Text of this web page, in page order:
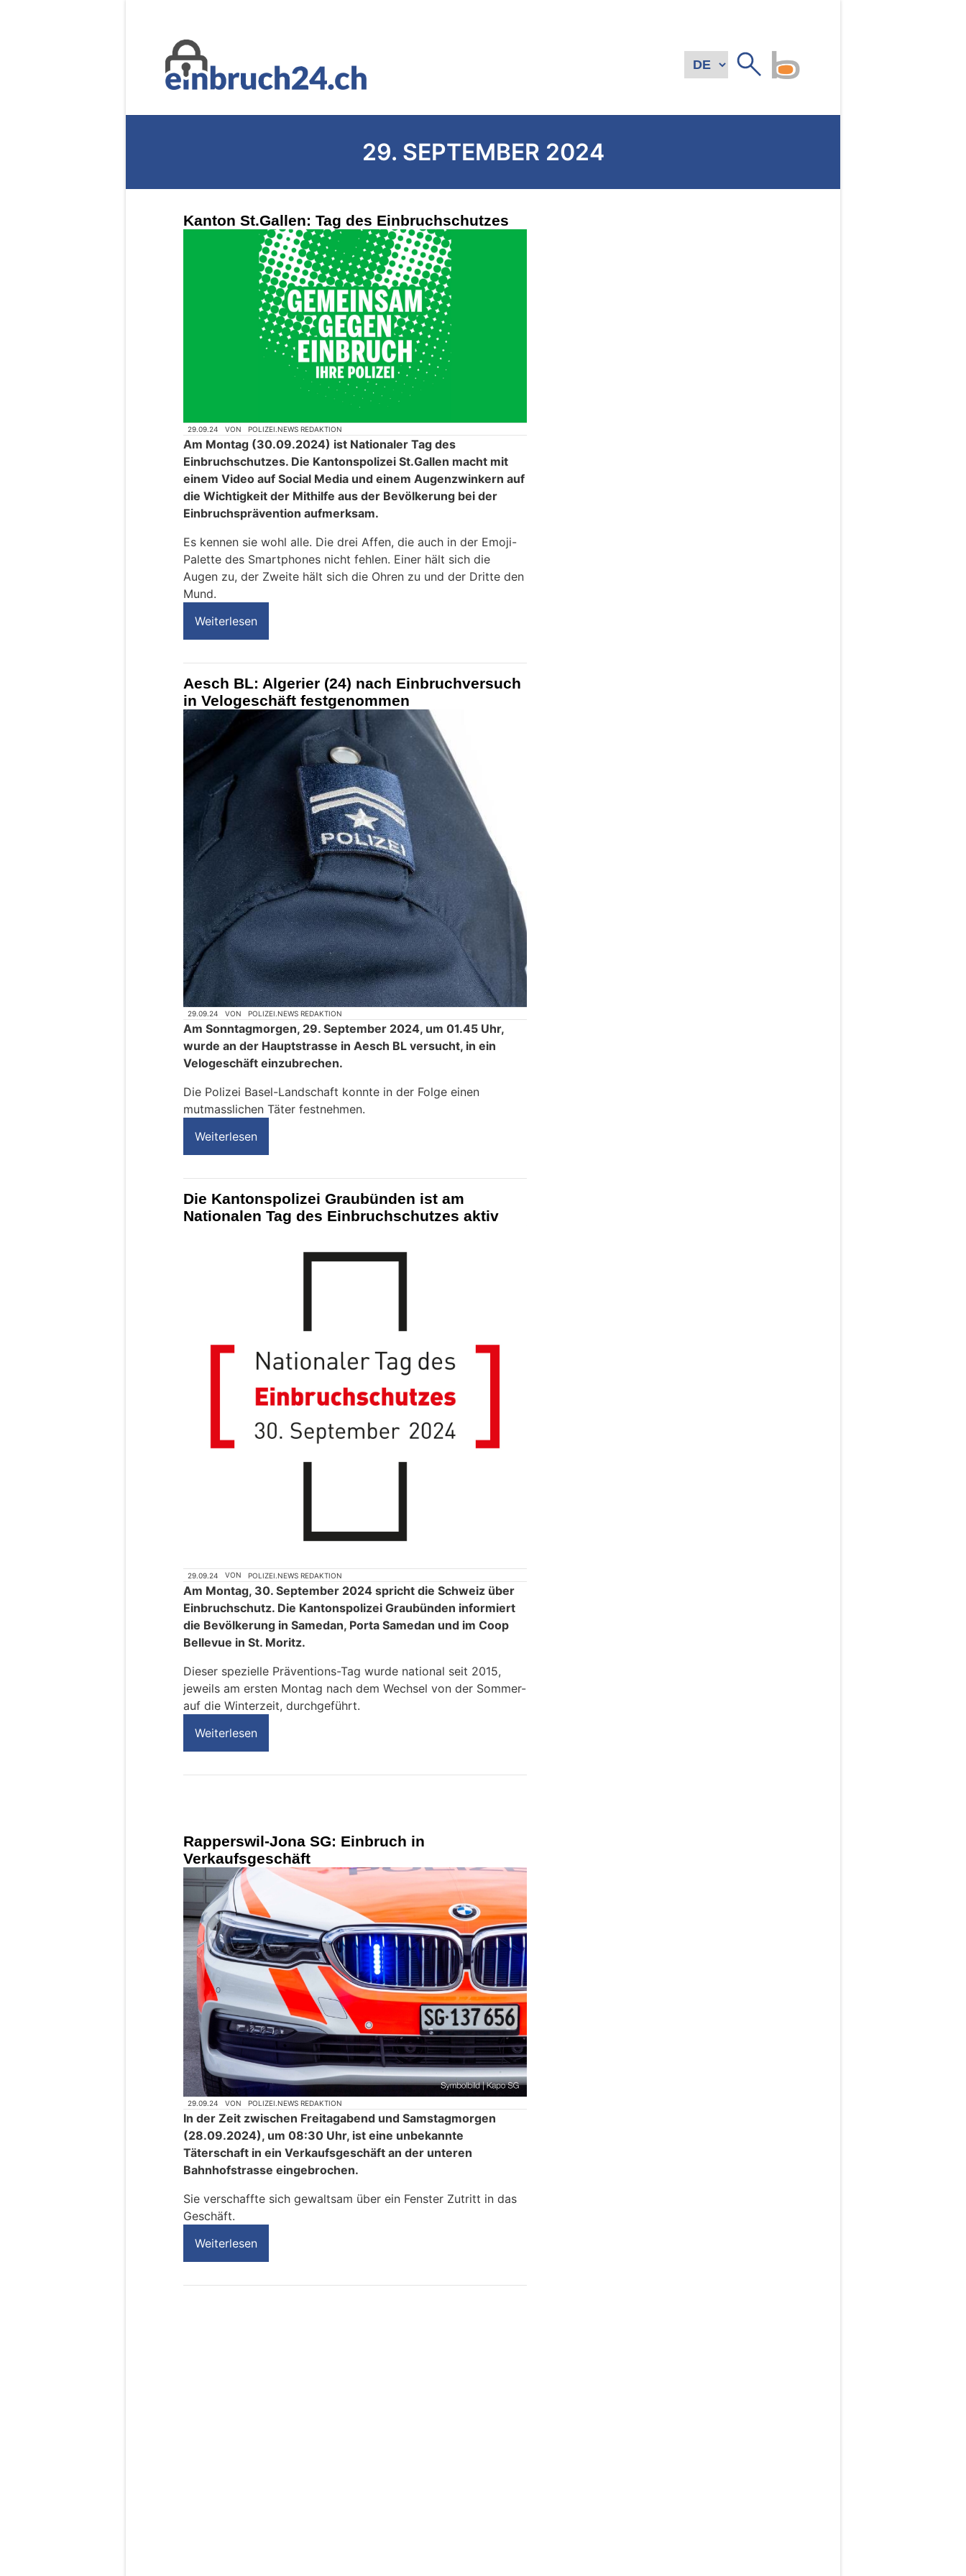
29. SEPTEMBER 2024
Kanton St.Gallen: Tag des Einbruchschutzes
29.09.24 VON POLIZEI.NEWS REDAKTION
Am Montag (30.09.2024) ist Nationaler Tag des
Einbruchschutzes. Die Kantonspolizei St.Gallen macht mit
einem Video auf Social Media und einem Augenzwinkern auf
die Wichtigkeit der Mithilfe aus der Bevölkerung bei der
Einbruchsprävention aufmerksam.
Es kennen sie wohl alle. Die drei Affen, die auch in der Emoji-
Palette des Smartphones nicht fehlen. Einer hält sich die
Augen zu, der Zweite hält sich die Ohren zu und der Dritte den
Mund.
Weiterlesen
Aesch BL: Algerier (24) nach Einbruchversuch
in Velogeschäft festgenommen
29.09.24 VON POLIZEI.NEWS REDAKTION
Am Sonntagmorgen, 29. September 2024, um 01.45 Uhr,
wurde an der Hauptstrasse in Aesch BL versucht, in ein
Velogeschäft einzubrechen.
Die Polizei Basel-Landschaft konnte in der Folge einen
mutmasslichen Täter festnehmen.
Weiterlesen
Die Kantonspolizei Graubünden ist am
Nationalen Tag des Einbruchschutzes aktiv
29.09.24 VON POLIZEI.NEWS REDAKTION
Am Montag, 30. September 2024 spricht die Schweiz über
Einbruchschutz. Die Kantonspolizei Graubünden informiert
die Bevölkerung in Samedan, Porta Samedan und im Coop
Bellevue in St. Moritz.
Dieser spezielle Präventions-Tag wurde national seit 2015,
jeweils am ersten Montag nach dem Wechsel von der Sommer-
auf die Winterzeit, durchgeführt.
Weiterlesen
Rapperswil-Jona SG: Einbruch in
Verkaufsgeschäft
29.09.24 VON POLIZEI.NEWS REDAKTION
In der Zeit zwischen Freitagabend und Samstagmorgen
(28.09.2024), um 08:30 Uhr, ist eine unbekannte
Täterschaft in ein Verkaufsgeschäft an der unteren
Bahnhofstrasse eingebrochen.
Sie verschaffte sich gewaltsam über ein Fenster Zutritt in das
Geschäft.
Weiterlesen